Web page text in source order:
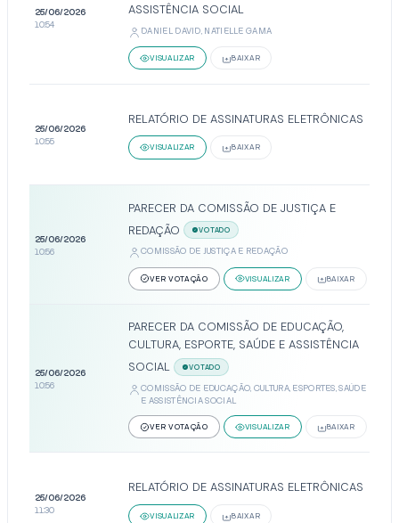
25/06/2026
10:54
ASSISTÊNCIA SOCIAL
DANIEL DAVID, NATIELLE GAMA
VISUALIZAR BAIXAR
25/06/2026
10:55
RELATÓRIO DE ASSINATURAS ELETRÔNICAS
VISUALIZAR BAIXAR
25/06/2026
10:56
PARECER DA COMISSÃO DE JUSTIÇA E
REDAÇÃO
VOTADO
COMISSÃO DE JUSTIÇA E REDAÇÃO
VER VOTAÇÃO VISUALIZAR BAIXAR
25/06/2026
10:56
PARECER DA COMISSÃO DE EDUCAÇÃO,
CULTURA, ESPORTE, SAÚDE E ASSISTÊNCIA
SOCIAL
VOTADO
COMISSÃO DE EDUCAÇÃO, CULTURA, ESPORTES, SAÚDE
E ASSISTÊNCIA SOCIAL
VER VOTAÇÃO VISUALIZAR BAIXAR
25/06/2026
11:30
RELATÓRIO DE ASSINATURAS ELETRÔNICAS
VISUALIZAR BAIXAR